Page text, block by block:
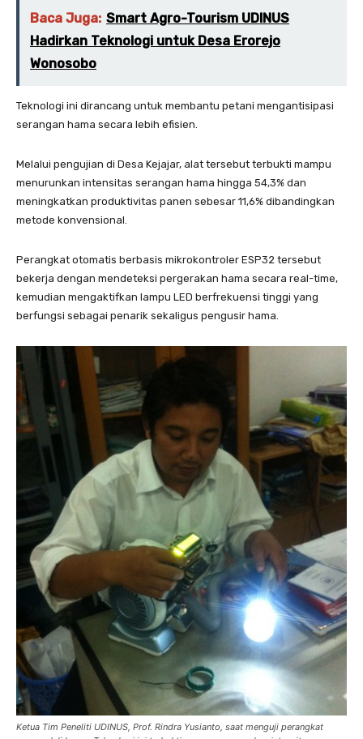
Baca Juga: Smart Agro-Tourism UDINUS
Hadirkan Teknologi untuk Desa Erorejo
Wonosobo
Teknologi ini dirancang untuk membantu petani mengantisipasi
serangan hama secara lebih efisien.
Melalui pengujian di Desa Kejajar, alat tersebut terbukti mampu
menurunkan intensitas serangan hama hingga 54,3% dan
meningkatkan produktivitas panen sebesar 11,6% dibandingkan
metode konvensional.
Perangkat otomatis berbasis mikrokontroler ESP32 tersebut
bekerja dengan mendeteksi pergerakan hama secara real-time,
kemudian mengaktifkan lampu LED berfrekuensi tinggi yang
berfungsi sebagai penarik sekaligus pengusir hama.
Ketua Tim Peneliti UDINUS, Prof. Rindra Yusianto, saat menguji perangkat